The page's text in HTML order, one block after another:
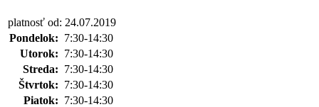
platnosť od: 24.07.2019
Pondelok: 7:30-14:30
Utorok: 7:30-14:30
Streda: 7:30-14:30
Štvrtok: 7:30-14:30
Piatok: 7:30-14:30